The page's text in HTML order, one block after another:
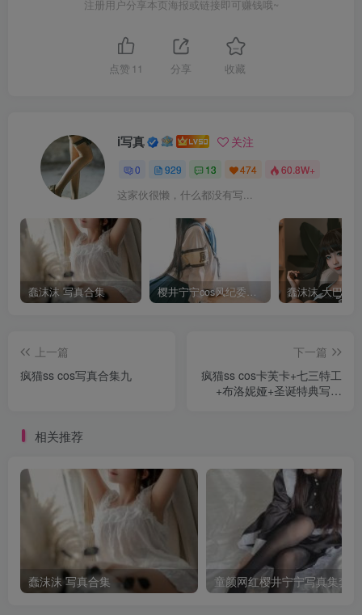
注册用户分享本页海报或链接即可赚钱哦~
点赞 11 分享 收藏
i写真 关注
0 929 13 474 60.8W+
这家伙很懒，什么都没有写...
蠢沫沫 写真合集
上一篇
疯猫ss cos写真合集九
下一篇
疯猫ss cos卡芙卡+七三特工
+布洛妮娅+圣诞特典写真
相关推荐
蠢沫沫 写真合集 童颜网红樱井宁宁写真集套图